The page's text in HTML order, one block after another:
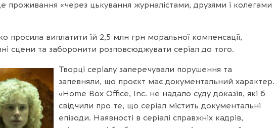
проживання «через цькування журналістами, друзями і колегами
просила виплатити їй 2,5 млн грн моральної компенсації,
сцени та заборонити розповсюджувати серіал до того.
Творці серіалу заперечували порушення та
запевняли, що проєкт має документальний характер.
«Home Box Office, Inc. не надало суду доказів, які б
свідчили про те, що серіал містить документальні
епізоди. Наявності в серіалі справжніх кадрів,